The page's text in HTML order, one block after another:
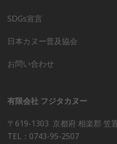
SDGs宣言
日本カヌー普及協会
お問い合わせ
有限会社 フジタカヌー
〒619-1303 京都府 相楽郡 笠
TEL：0743-95-2507